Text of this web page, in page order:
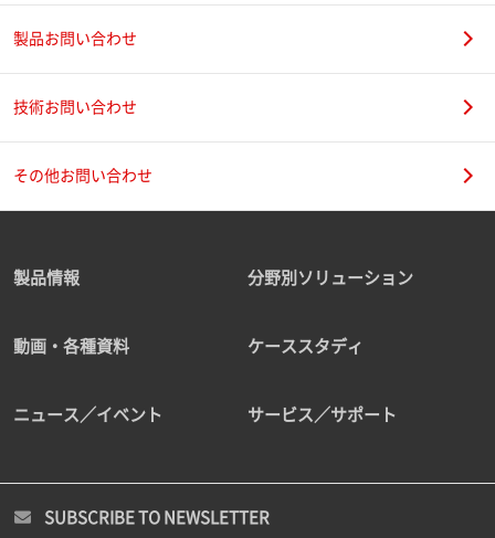
製品お問い合わせ
技術お問い合わせ
その他お問い合わせ
製品情報 分野別ソリューション
動画・各種資料 ケーススタディ
ニュース／イベント サービス／サポート
SUBSCRIBE TO NEWSLETTER